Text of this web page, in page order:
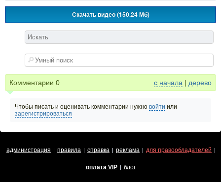
Скачать видео (150.24 Мб)
Комментарии 0 с начала | дерево
Чтобы писать и оценивать комментарии нужно войти или
зарегистрироваться
администрация | правила | справка | реклама | для правообладателей |
оплата VIP | блог